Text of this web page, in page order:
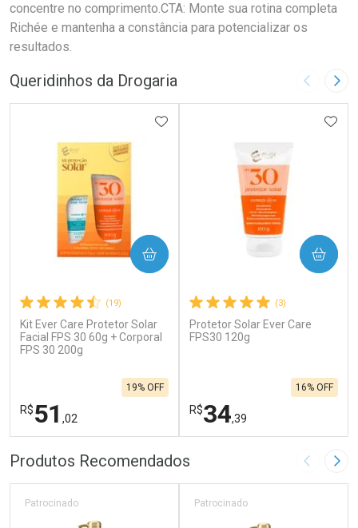
concentre no comprimento.CTA: Monte sua rotina completa
Richée e mantenha a constância para potencializar os
resultados.
Queridinhos da Drogaria Imagem
(19)
Kit Ever Care Protetor Solar
Facial FPS 30 60g + Corporal
FPS 30 200g
R$51 ,02
19% OFF
ADICIONAR AOS FAVORITOS
COMPRAR
FECHAR
Laboratório
FECHAR
Por Menos
(3)
Protetor Solar Ever Care
FPS30 120g
R$34,39
16% OFF
COMPRAR
Laboratório
Por Menos
Produtos Recomendados Imagem
Patrocinado Patrocinado